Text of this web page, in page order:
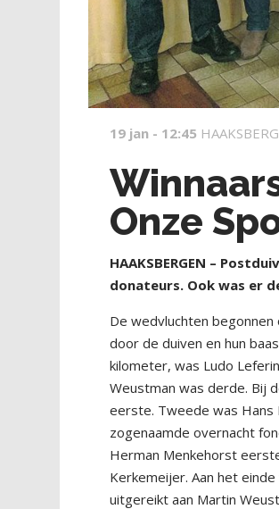
19 jan - 12:45
Onze
HAAKSBERGEN –
donateurs. Ook was er
De wedvluchten
door de duiven en hun
kilometer, was Ludo
Weustman was derde. Bij
eerste. Tweede was Hans
zogenaamde overnacht
Herman Menkehorst
Kerkemeijer. Aan het
uitgereikt aan Martin